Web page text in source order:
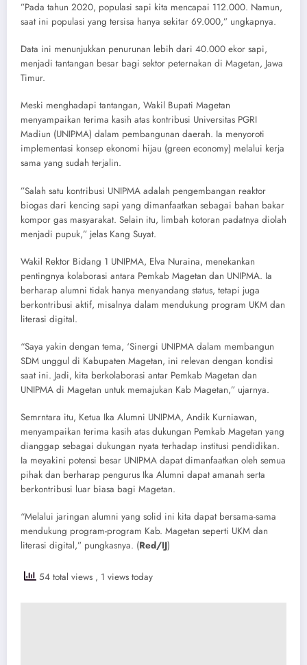
​”Pada tahun 2020, populasi sapi kita mencapai 112.000. Namun,
saat ini populasi yang tersisa hanya sekitar 69.000,” ungkapnya.
​Data ini menunjukkan penurunan lebih dari 40.000 ekor sapi,
menjadi tantangan besar bagi sektor peternakan di Magetan, Jawa
Timur.
​Meski menghadapi tantangan, Wakil Bupati Magetan
menyampaikan terima kasih atas kontribusi Universitas PGRI
Madiun (UNIPMA) dalam pembangunan daerah. Ia menyoroti
implementasi konsep ekonomi hijau (green economy) melalui kerja
sama yang sudah terjalin.
​”Salah satu kontribusi UNIPMA adalah pengembangan reaktor
biogas dari kencing sapi yang dimanfaatkan sebagai bahan bakar
kompor gas masyarakat. Selain itu, limbah kotoran padatnya diolah
menjadi pupuk,” jelas Kang Suyat.
​Wakil Rektor Bidang 1 UNIPMA, Elva Nuraina, menekankan
pentingnya kolaborasi antara Pemkab Magetan dan UNIPMA. Ia
berharap alumni tidak hanya menyandang status, tetapi juga
berkontribusi aktif, misalnya dalam mendukung program UKM dan
literasi digital.
“Saya yakin dengan tema, ‘Sinergi UNIPMA dalam membangun
SDM unggul di Kabupaten Magetan, ini relevan dengan kondisi
saat ini. Jadi, kita berkolaborasi antar Pemkab Magetan dan
UNIPMA di Magetan untuk memajukan Kab Magetan,” ujarnya.
Semrntara itu, Ketua Ika Alumni UNIPMA, Andik Kurniawan,
menyampaikan terima kasih atas dukungan Pemkab Magetan yang
dianggap sebagai dukungan nyata terhadap institusi pendidikan.
Ia meyakini potensi besar UNIPMA dapat dimanfaatkan oleh semua
pihak dan berharap pengurus Ika Alumni dapat amanah serta
berkontribusi luar biasa bagi Magetan.
“Melalui jaringan alumni yang solid ini kita dapat bersama-sama
mendukung program-program Kab. Magetan seperti UKM dan
literasi digital,” pungkasnya. (Red/IJ)
54 total views , 1 views today